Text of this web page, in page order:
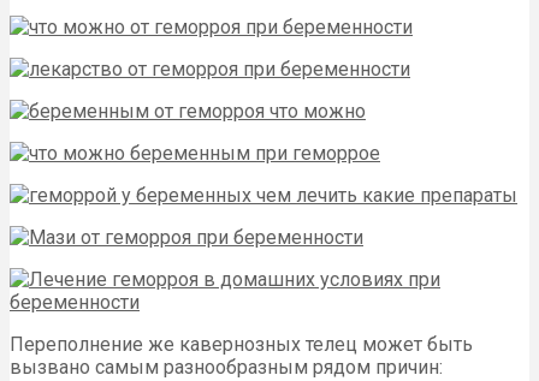
Переполнение же кавернозных телец может быть
вызвано самым разнообразным рядом причин: